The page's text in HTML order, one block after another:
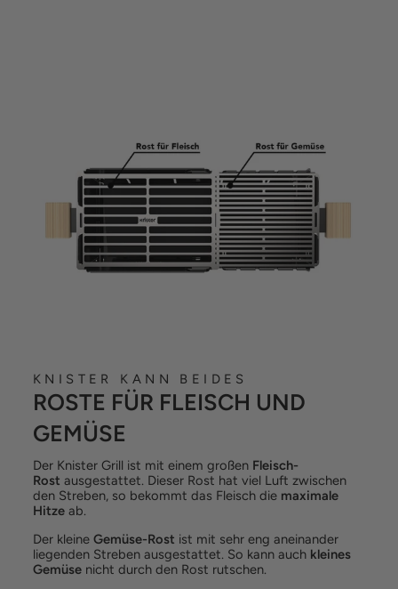
KNISTER KANN BEIDES
ROSTE FÜR FLEISCH UND
GEMÜSE
Der Knister Grill ist mit einem großen Fleisch-
Rost ausgestattet. Dieser Rost hat viel Luft zwischen
den Streben, so bekommt das Fleisch die maximale
Hitze ab.
Der kleine Gemüse-Rost ist mit sehr eng aneinander
liegenden Streben ausgestattet. So kann auch kleines
Gemüse nicht durch den Rost rutschen.